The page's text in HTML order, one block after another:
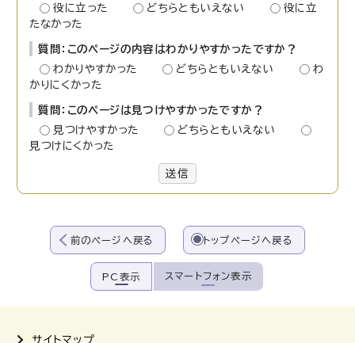
役に立った
どちらともいえない
役に立
たなかった
質問：このページの内容はわかりやすかったですか？
わかりやすかった
どちらともいえない
わ
かりにくかった
質問：このページは見つけやすかったですか？
見つけやすかった
どちらともいえない
見つけにくかった
送信
前のページへ戻る トップページへ戻る
PC表示 スマートフォン表示
サイトマップ